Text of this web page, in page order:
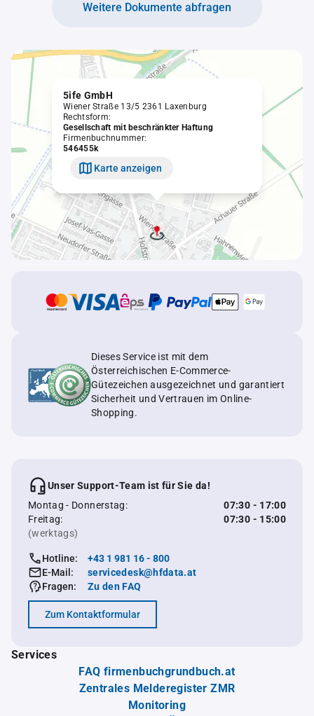
Weitere Dokumente abfragen
5ife GmbH
Wiener Straße 13/5 2361 Laxenburg
Rechtsform:
Gesellschaft mit beschränkter Haftung
Firmenbuchnummer:
546455k
Karte anzeigen
Dieses Service ist mit dem
Österreichischen E-Commerce-
Gütezeichen ausgezeichnet und garantiert
Sicherheit und Vertrauen im Online-
Shopping.
Unser Support-Team ist für Sie da!
Montag - Donnerstag:
07:30 - 17:00
Freitag:
07:30 - 15:00
(werktags)
Hotline:
+43 1 981 16 - 800
E-Mail:
servicedesk@hfdata.at
Fragen:
Zu den FAQ
Zum Kontaktformular
Services
FAQ firmenbuchgrundbuch.at
Zentrales Melderegister ZMR
Monitoring